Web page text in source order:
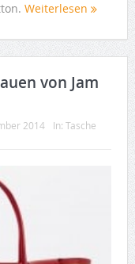
Weiterlesen
von Jam
2014 In: Tasche